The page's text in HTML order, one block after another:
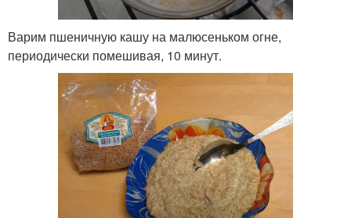
Варим пшеничную кашу на малюсеньком огне,
периодически помешивая, 10 минут.